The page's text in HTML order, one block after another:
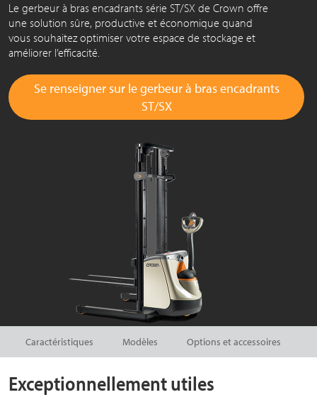
Le gerbeur à bras encadrants série ST/SX de Crown offre
une solution sûre, productive et économique quand
vous souhaitez optimiser votre espace de stockage et
améliorer l’efficacité.
Se renseigner sur le gerbeur à bras encadrants
ST/SX
Caractéristiques Modèles Options et accessoires
Exceptionnellement utiles